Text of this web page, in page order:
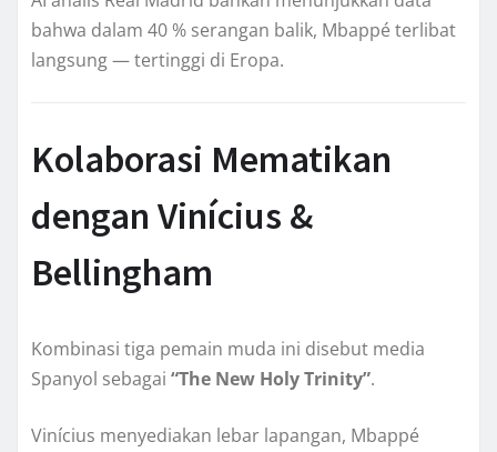
bahwa dalam 40 % serangan balik, Mbappé terlibat
langsung — tertinggi di Eropa.
Kolaborasi Mematikan
dengan Vinícius &
Bellingham
Kombinasi tiga pemain muda ini disebut media
Spanyol sebagai “The New Holy Trinity”.
Vinícius menyediakan lebar lapangan, Mbappé